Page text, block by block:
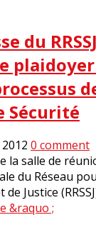
du
Sécurité
0 comment
la salle de
du Réseau
Justice
&raquo ;